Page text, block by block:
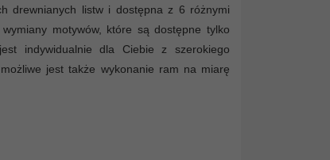
drewnianych listw i dostępna z 6 różnymi
motywów, które są dostępne tylko
indywidualnie dla Ciebie z szerokiego
jest także wykonanie ram na miarę